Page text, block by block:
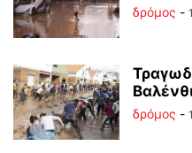
δρόμος -
δρόμος -